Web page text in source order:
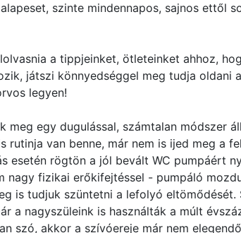
szinte mindennapos, sajnos ettől
a tippjeinket, ötleteinket ahhoz,
játszi könnyedséggel meg tudja oldani
legyen!
meg egy dugulással, számtalan módszer
rutinja van benne, már nem is ijed meg a
esetén rögtön a jól bevált WC pumpáért
nagy fizikai erőkifejtéssel - pumpáló
is tudjuk szüntetni a lefolyó eltömődését.
a nagyszüleink is használták a múlt
szó, akkor a szívóereje már nem